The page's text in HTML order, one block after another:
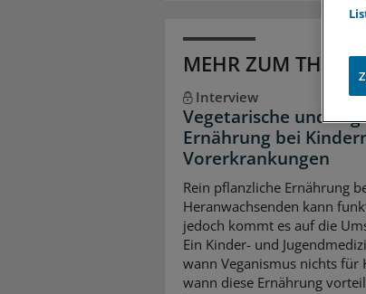
MEHR ZUM THEMA
Interview
Vegetarische und
Ernährung bei
Vorerkrankungen
Rein pflanzliche Ernährung
Heranwachsenden kann
jedoch kommt es auf die
Ein Kinder- und
wann Veganismus nichts für
wann diese Ernährung